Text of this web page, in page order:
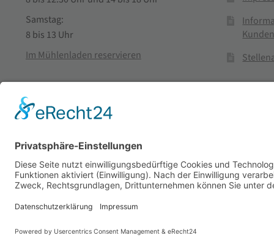
Samstag:
8 bis 13 Uhr
Im Mühlenladen reservieren
© Stadtmühle Waldenbuch 2026– Dein zuverlässiger
Alle Preise inkl. der gesetzlichen MwSt. Die durchgestrichenen